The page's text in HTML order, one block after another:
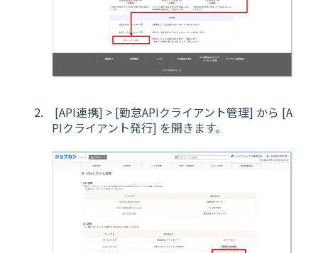
[API連携] > [勤怠APIクライアント管理] から [A
PIクライアント発行] を開きます。